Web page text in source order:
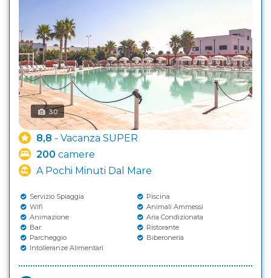
30
8,8 - Vacanza SUPER
200 camere
A Pochi Minuti Dal Mare
Servizio Spiaggia
Piscina
Wifi
Animali Ammessi
Animazione
Aria Condizionata
Bar
Ristorante
Parcheggio
Biberoneria
Intolleranze Alimentari